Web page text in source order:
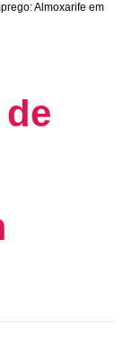
Almoxarife em